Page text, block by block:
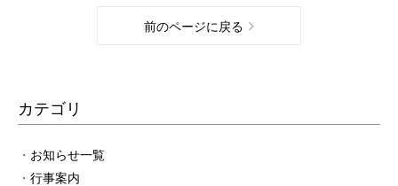
前のページに戻る
カテゴリ
お知らせ一覧
行事案内